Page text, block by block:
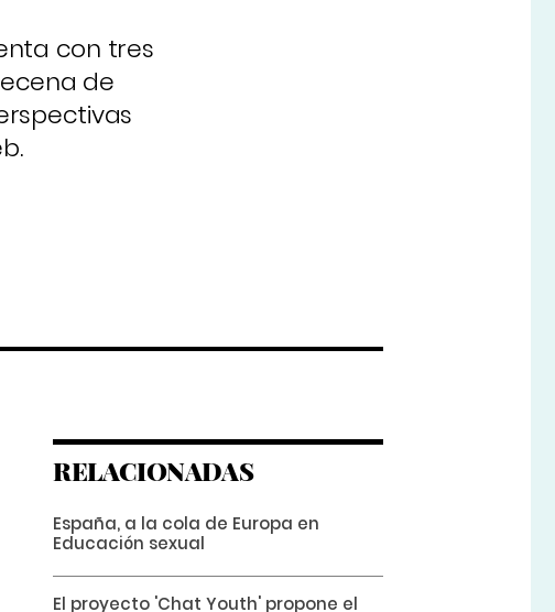
con tres
de
RELACIONADAS
España, a la cola de Europa en
Educación sexual
El proyecto 'Chat Youth' propone el